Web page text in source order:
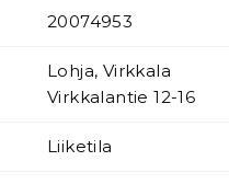
20074953
Lohja, Virkkala
Virkkalantie 12-16
Liiketila